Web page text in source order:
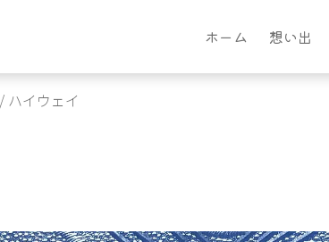
ホーム 想い出
/ ハイウェイ